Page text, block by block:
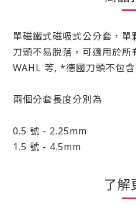
單磁鐵式磁吸式公分套，
刀頭不易脫落，可適用於所
WAHL 等, *德國刀頭不包含
兩個分套長度分別為
0.5 號 - 2.25mm
1.5 號 - 4.5mm
了解